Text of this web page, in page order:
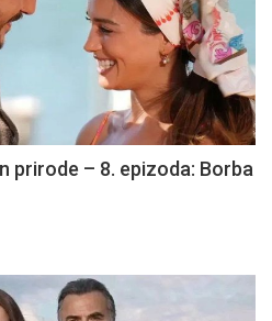
prirode – 8. epizoda: Borba